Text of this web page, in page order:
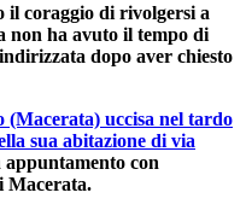
il coraggio di rivolgersi a
non ha avuto il tempo di
dopo aver chiesto
(Macerata) uccisa nel tardo
sua abitazione di via
con
Macerata.